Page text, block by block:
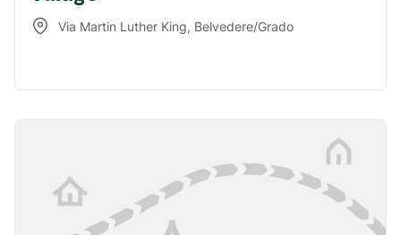
Via Martin Luther King, Belvedere/Grado